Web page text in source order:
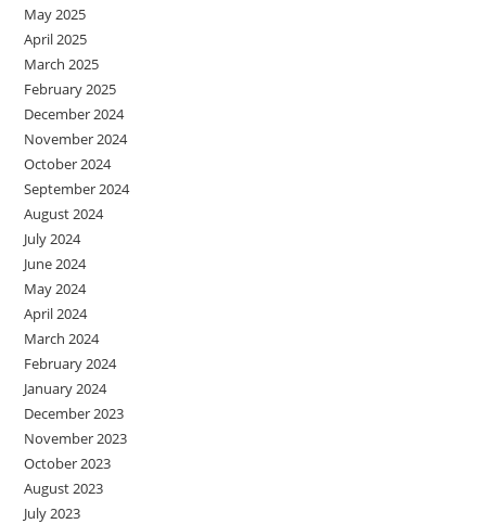
May 2025
April 2025
March 2025
February 2025
December 2024
November 2024
October 2024
September 2024
August 2024
July 2024
June 2024
May 2024
April 2024
March 2024
February 2024
January 2024
December 2023
November 2023
October 2023
August 2023
July 2023